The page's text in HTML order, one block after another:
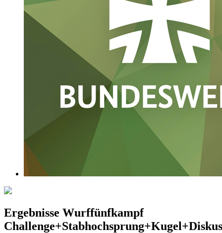
Ergebnisse Wurffünfkampf
Challenge+Stabhochsprung+Kugel+Diskus